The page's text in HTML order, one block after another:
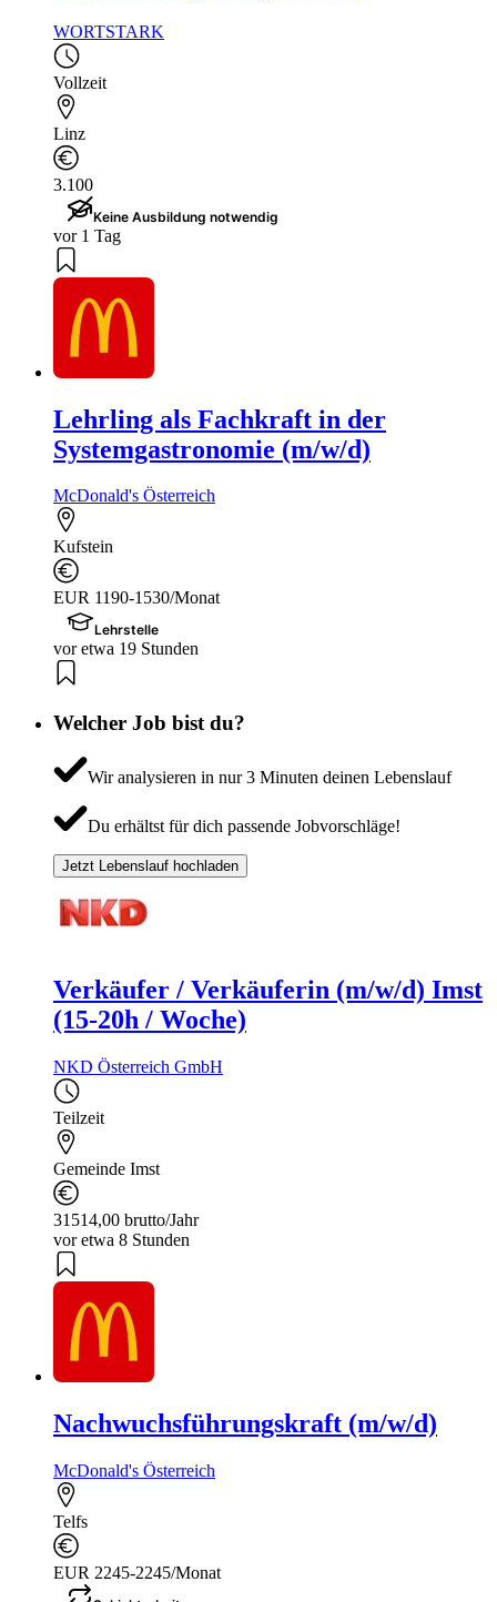
WORTSTARK
Vollzeit
Linz
3.100
Keine Ausbildung notwendig
vor 1 Tag
Lehrling als Fachkraft in der
Systemgastronomie (m/w/d)
McDonald's Österreich
Kufstein
EUR 1190-1530/Monat
Lehrstelle
vor etwa 19 Stunden
Welcher Job bist du?
Wir analysieren in nur 3 Minuten deinen Lebenslauf
Du erhältst für dich passende Jobvorschläge!
Jetzt Lebenslauf hochladen
Verkäufer / Verkäuferin (m/w/d) Imst
(15-20h / Woche)
NKD Österreich GmbH
Teilzeit
Gemeinde Imst
31514,00 brutto/Jahr
vor etwa 8 Stunden
Nachwuchsführungskraft (m/w/d)
McDonald's Österreich
Telfs
EUR 2245-2245/Monat